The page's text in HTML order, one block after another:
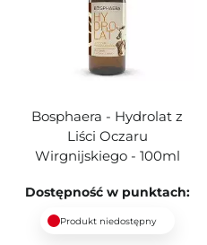
Bosphaera - Hydrolat z
Liści Oczaru
Wirgnijskiego - 100ml
Dostępność w punktach:
Produkt niedostępny